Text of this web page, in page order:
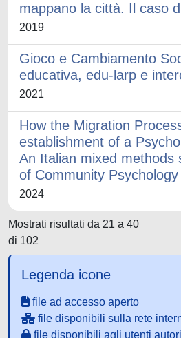
mappano la città. Il caso
2019
Gioco e Cambiamento
educativa, edu-larp e
2021
How the Migration
establishment of a
An Italian mixed methods
of Community Psychology
2024
Mostrati risultati da 21 a 40
di 102
Legenda icone
file ad accesso aperto
file disponibili sulla rete
file disponibili agli utenti